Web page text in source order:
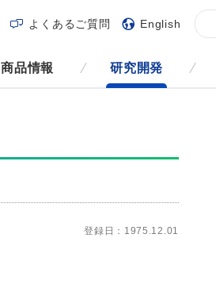
商品情報 研究開発
よくあるご質問 English
登録日：1975.12.01